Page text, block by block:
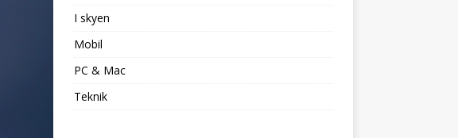
I skyen
Mobil
PC & Mac
Teknik